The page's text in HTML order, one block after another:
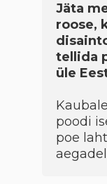
Jäta
roose,
tellida
üle
poodi
poe